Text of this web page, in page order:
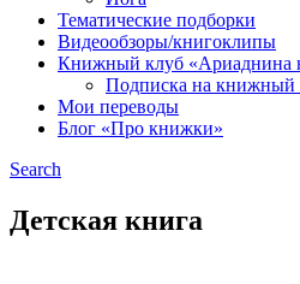
Тематические подборки
Видеообзоры/книгоклипы
Книжный клуб «Ариаднина
Подписка на книжный
Мои переводы
Блог «Про книжки»
Search
Детская книга